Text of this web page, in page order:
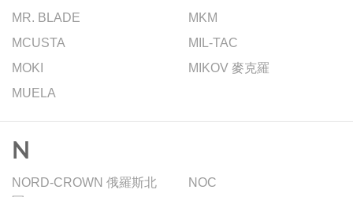
MR. BLADE
MKM
MCUSTA
MIL-TAC
MOKI
MIKOV 麥克羅
MUELA
N
NORD-CROWN 俄羅斯北
NOC